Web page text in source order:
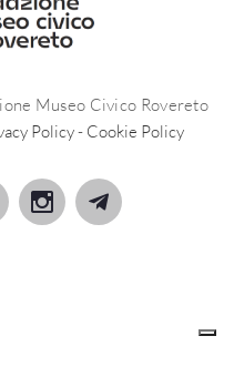
Museo Civico Rovereto
Policy- Cookie Policy